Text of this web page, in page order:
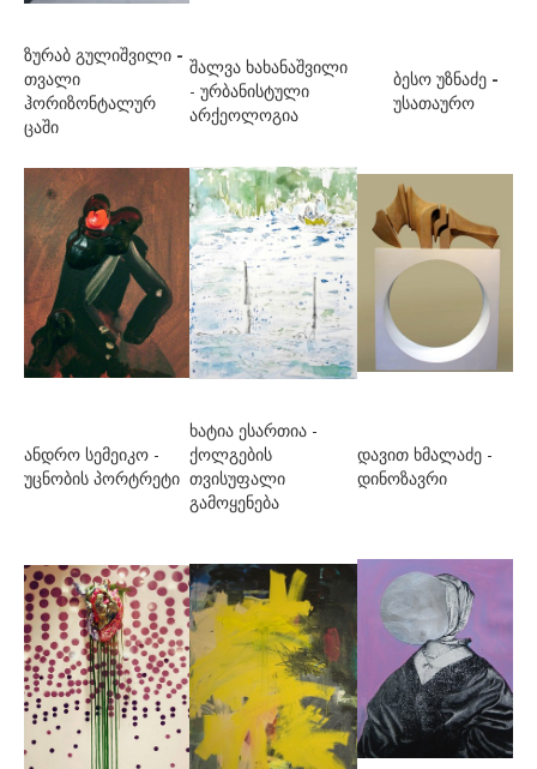
ს-ტ
საკანდელიძე ნინო
სირბილაძე თამუნა
სიხარულიძე ბათუ
სონღულაშვილი ლევან
სოხაძე მელანო
სურვილაძე მერაბ
სხულუხია თემურ
ტაბატაძე სოფია
ტყაბლაძე გიორგი
უ-წ
უზნაძე ბესო
ფარცხალაძე მარიამ
ფოჩხუა ლადო
ზურაბ გულიშვილი -
თვალი
ჰორიზონტალურ
ცაში
შალვა ხახანაშვილი
- ურბანისტული
არქეოლოგია
ბესო უზნაძე -
უსათაურო
ანდრო სემეიკო -
უცნობის პორტრეტი
ხატია ესართია -
ქოლგების
თვისუფალი
გამოყენება
დავით ხმალაძე -
დინოზავრი